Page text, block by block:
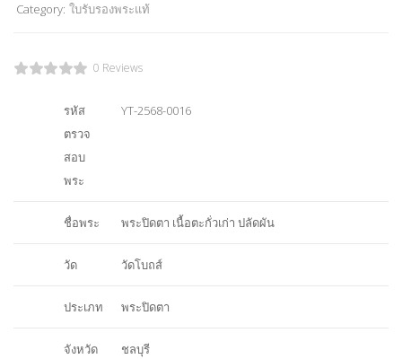
Category: ใบรับรองพระแท้
0 Reviews
รหัส
ตรวจ
สอบ
พระ
YT-2568-0016
ชื่อพระ พระปิดตา เนื้อตะกั่วเก่า ปลัดผัน
วัด วัดโบถส์
ประเภท พระปิดตา
จังหวัด ชลบุรี